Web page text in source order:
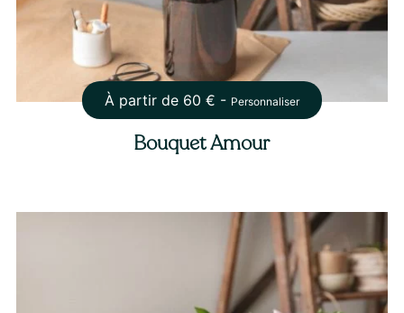
À partir de 60 € - Personnaliser
Bouquet Amour